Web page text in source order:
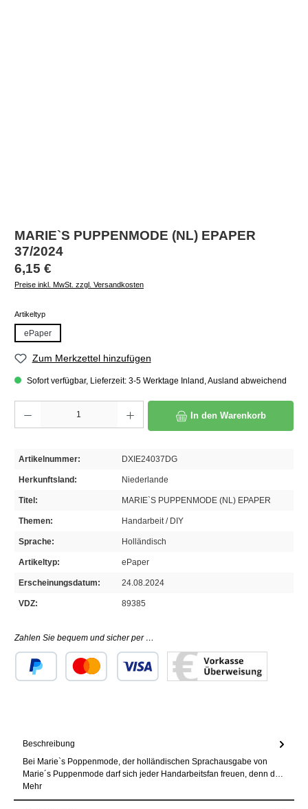
MARIE`S PUPPENMODE (NL) EPAPER
37/2024
Regulärer Preis:
6,15 €
Preise inkl. MwSt. zzgl. Versandkosten
Artikeltypauswählen
ePaper
Zum Merkzettel hinzufügen
Sofort verfügbar, Lieferzeit: 3-5 Werktage Inland, Ausland abweichend
In den Warenkorb
Artikelnummer: DXIE24037DG
Herkunftsland: Niederlande
Titel: MARIE`S PUPPENMODE (NL) EPAPER
Themen: Handarbeit / DIY
Sprache: Holländisch
Artikeltyp: ePaper
Erscheinungsdatum: 24.08.2024
VDZ: 89385
Zahlen Sie bequem und sicher per …
Beschreibung
Bei Marie`s Poppenmode, der holländischen Sprachausgabe von
Marie´s Puppenmode darf sich jeder Handarbeitsfan freuen, denn d…
Mehr